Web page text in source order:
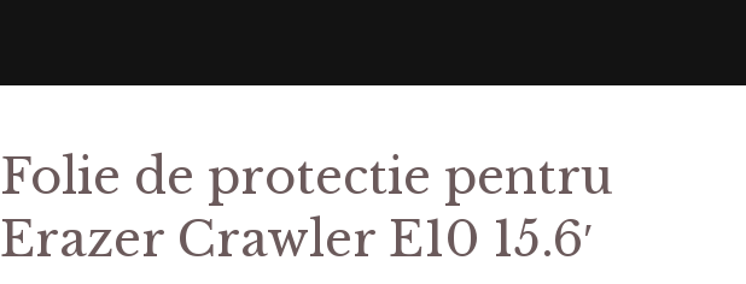
Folie de protectie pentru
Erazer Crawler E10 15.6′